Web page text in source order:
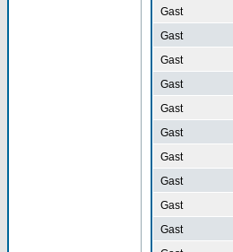
Gast
Gast
Gast
Gast
Gast
Gast
Gast
Gast
Gast
Gast